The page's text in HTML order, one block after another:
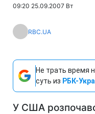
09:20 25.09.2007 Вт
RBC.UA
Не трать время
суть из РБК-
У США